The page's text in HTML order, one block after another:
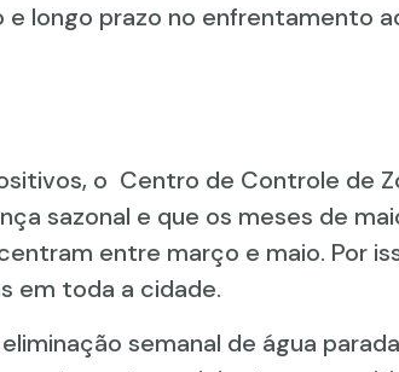
longo prazo no enfrentamento
o Centro de Controle de
sazonal e que os meses de
entre março e maio. Por
em toda a cidade.
semanal de água